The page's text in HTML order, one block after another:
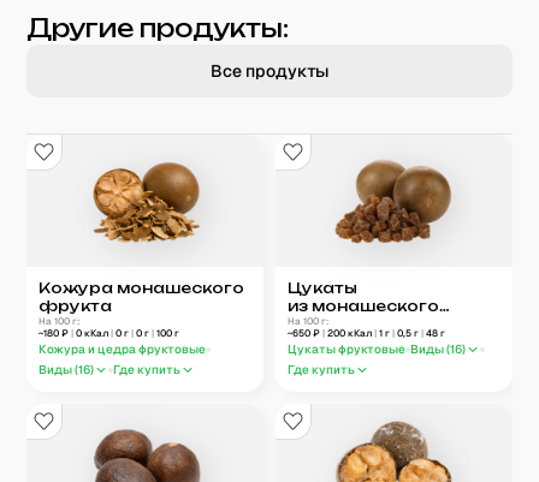
Другие продукты:
Все продукты
Кожура монашеского
фрукта
На 100 г:
~180 ₽| 0 кКал| 0 г| 0 г| 100 г
Кожура и цедра фруктовые
Виды (16) Где купить
Цукаты
из монашеского
фрукта
На 100 г:
~650 ₽ | 200 кКал | 1 г | 0,5 г | 48 г
Цукаты фруктовые Виды (16)
Где купить